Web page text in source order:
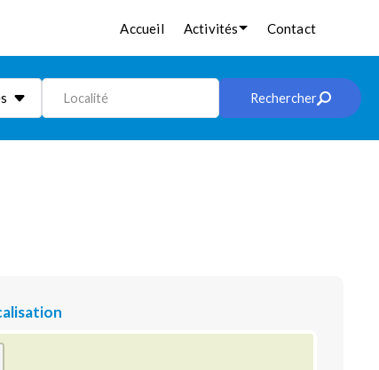
Accueil Activités Contact
Localité Rechercher